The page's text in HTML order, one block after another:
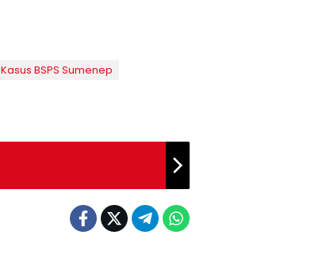
Kasus BSPS Sumenep